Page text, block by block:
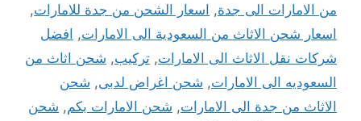
من الامارات الى جدة, اسعار الشحن من جدة للامارات,
اسعار شحن الاثاث من السعودية الى الامارات, افضل
شركات نقل الاثاث الى الامارات, تركيب, شحن اثاث من
السعوديه الى الامارات, شحن اغراض لدبى, شحن
الاثاث من جدة الى الامارات, شحن الامارات بكم, شحن